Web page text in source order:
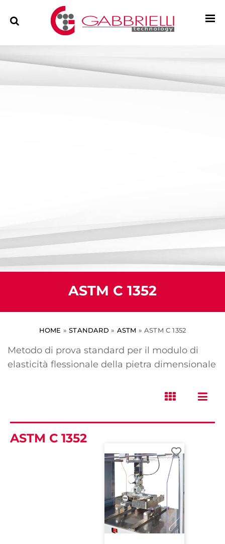
ASTM C 1352
HOME »STANDARD » ASTM » ASTM C 1352
Metodo di prova standard per il modulo di
elasticità flessionale della pietra dimensionale
ASTM C 1352